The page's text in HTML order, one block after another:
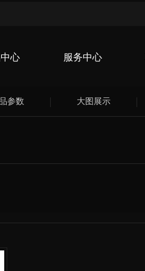
心 服务中心
参数 大图展示